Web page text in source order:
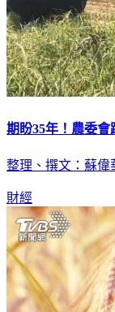
期盼35年！農委
整理、撰文：蘇偉
財經